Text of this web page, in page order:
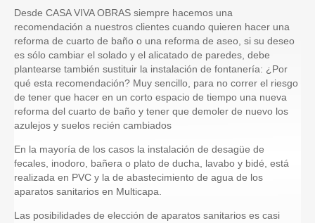
Desde CASA VIVA OBRAS siempre hacemos una
recomendación a nuestros clientes cuando quieren hacer una
reforma de cuarto de baño o una reforma de aseo, si su deseo
es sólo cambiar el solado y el alicatado de paredes, debe
plantearse también sustituir la instalación de fontanería: ¿Por
qué esta recomendación? Muy sencillo, para no correr el riesgo
de tener que hacer en un corto espacio de tiempo una nueva
reforma del cuarto de baño y tener que demoler de nuevo los
azulejos y suelos recién cambiados
En la mayoría de los casos la instalación de desagüe de
fecales, inodoro, bañera o plato de ducha, lavabo y bidé, está
realizada en PVC y la de abastecimiento de agua de los
aparatos sanitarios en Multicapa.
Las posibilidades de elección de aparatos sanitarios es casi